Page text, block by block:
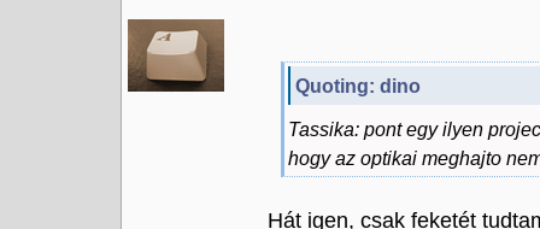
Quoting: dino
Tassika: pont egy ilyen
hogy az optikai meghajto
Hát igen, csak feketét